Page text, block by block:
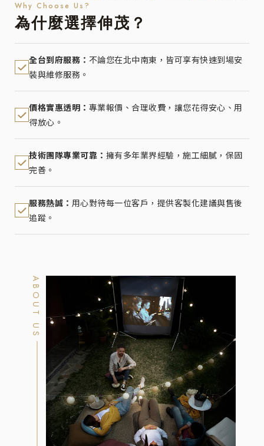
Why Choose Us?
為什麼選擇伸茂？
全台到府服務： 不論您在北中南東，皆可享有快速到場安
裝與維修服務。
價格實惠透明： 專業報價、合理收費，讓您花得安心、用
得放心。
技術團隊專業可靠： 擁有多年業界經驗，施工細膩，保固
完善。
服務熱誠： 用心對待每一位客戶，提供客製化建議與售後
追蹤。
ABOUT US